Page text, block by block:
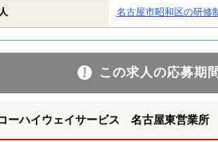
名古屋市昭和区の研修
この求人の応募期
ーハイウェイサービス 名古屋東営業所